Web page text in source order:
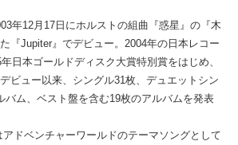
年12月17日にホルストの組曲『惑星』の『木
『Jupiter』でデビュー。2004年の日本レコー
日本ゴールドディスク大賞特別賞をはじめ、
ビュー以来、シングル31枚、デュエットシン
バム、ベスト盤を含む19枚のアルバムを発表
ドベンチャーワールドのテーマソングとして